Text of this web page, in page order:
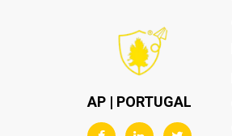
AP | PORTUGAL